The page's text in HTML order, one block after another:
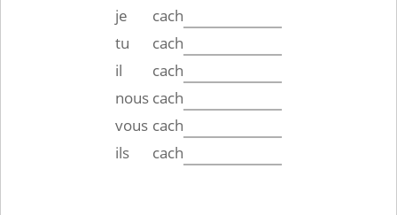
je
cach
tu
cach
il
cach
nous cach
vous cach
ils
cach